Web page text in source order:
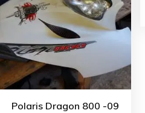
Polaris Dragon 800 -09